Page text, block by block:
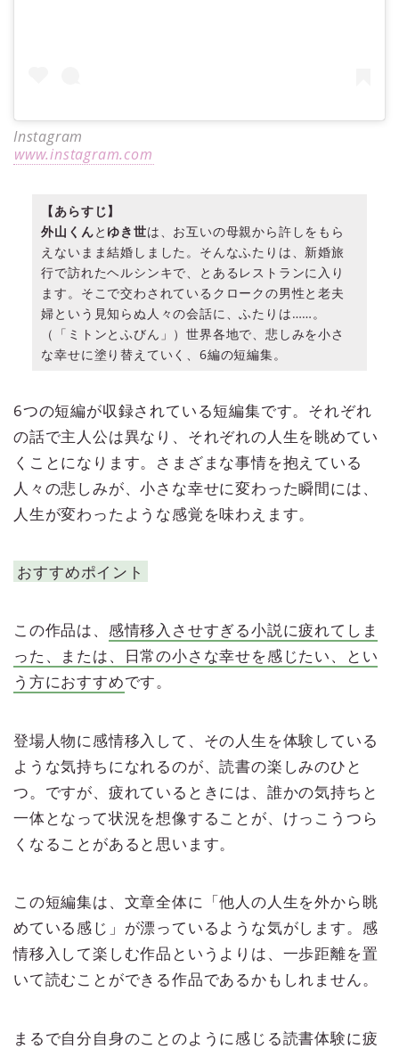
Instagram
www.instagram.com
【あらすじ】
外山くんと ゆき世は、お互いの母親から許しをもら
えないまま結婚しました。そんなふたりは、新婚旅
行で訪れたヘルシンキで、とあるレストランに入り
ます。そこで交わされているクロークの男性と老夫
婦という見知らぬ人々の会話に、ふたりは……。
（「ミトンとふびん」）世界各地で、悲しみを小さ
な幸せに塗り替えていく、6編の短編集。
6つの短編が収録されている短編集です。それぞれ
の話で主人公は異なり、それぞれの人生を眺めてい
くことになります。さまざまな事情を抱えている
人々の悲しみが、小さな幸せに変わった瞬間には、
人生が変わったような感覚を味わえます。
おすすめポイント
この作品は、 感情移入させすぎる小説に疲れてしま
った、または、日常の小さな幸せを感じたい、とい
う方におすすめです。
登場人物に感情移入して、その人生を体験している
ような気持ちになれるのが、読書の楽しみのひと
つ。ですが、疲れているときには、誰かの気持ちと
一体となって状況を想像することが、けっこうつら
くなることがあると思います。
この短編集は、文章全体に「他人の人生を外から眺
めている感じ」が漂っているような気がします。感
情移入して楽しむ作品というよりは、一歩距離を置
いて読むことができる作品であるかもしれません。
まるで自分自身のことのように感じる読書体験に疲